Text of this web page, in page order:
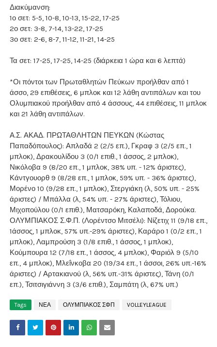
Διακύμανση:
1ο σετ: 5-5, 10-8, 10-13, 15-22, 17-25
2ο σετ: 3-8, 7-14, 13-22, 17-25
3ο σετ: 2-6, 8-7, 11-12, 11-21, 14-25
Τα σετ: 17-25, 17-25, 14-25 (διάρκεια 1 ώρα και 6 λεπτά)
*Οι πόντοι των Πρωταθλητών Πεύκων προήλθαν από 1
άσσο, 29 επιθέσεις, 6 μπλοκ και 12 λάθη αντιπάλων και του
Ολυμπιακού προήλθαν από 4 άσσους, 44 επιθέσεις, 11 μπλοκ
και 21 λάθη αντιπάλων.
Α.Σ. ΑΚΑΔ. ΠΡΩΤΑΘΛΗΤΩΝ ΠΕΥΚΩΝ (Κώστας
Παπαδόπουλος): Απλαδά 2 (2/5 επ.), Γκραφ 3 (2/5 επ., 1
μπλοκ), Δρακουλίδου 3 (0/1 επιθ., 1 άσσος, 2 μπλοκ),
Νικόλοβα 9 (8/20 επ., 1 μπλοκ, 38% υπ. - 12% άριστες),
Κάντγουορθ 9 (8/28 επ., 1 μπλοκ, 59% υπ. - 36% άριστες),
Μορένο 10 (9/28 επ., 1 μπλοκ), Στεργιάκη (λ, 50% υπ. - 25%
άριστες) / Μπάλλα (λ, 54% υπ. - 27% άριστες), Τόλιου,
Μιχοπούλου (0/1 επιθ.), Ματσαρόκη, Καλαποδά, Δορούκα.
ΟΛΥΜΠΙΑΚΟΣ Σ.Φ.Π. (Λορέντσο Μιτσέλι): Νίζετιχ 11 (9/18 επ.,
1άσσος, 1 μπλοκ, 57% υπ.-29% άριστες), Καράρο 1 (0/2 επ., 1
μπλοκ), Λαμπρούση 3 (1/8 επιθ., 1 άσσος, 1 μπλοκ),
Κούμπουρα 12 (7/18 επ., 1 άσσος, 4 μπλοκ), Φαριόλ 9 (5/10
επ., 4 μπλοκ), Μλεΐνκοβα 20 (19/34 επ., 1 άσσοι, 26% υπ.-16%
άριστες) / Αρτακιανού (λ, 56% υπ.-31% άριστες), Τάνη (0/1
επ.), Τσιτσιγιάννη 3 (3/6 επιθ.), Σαμπάτη (λ, 67% υπ.)
Tags ΝΕΑ ΟΛΥΜΠΙΑΚΟΣ ΣΦΠ VOLLEYLEAGUE